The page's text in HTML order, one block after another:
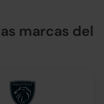
marcas del